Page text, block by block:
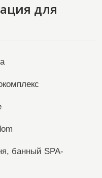
для
банный SPA-